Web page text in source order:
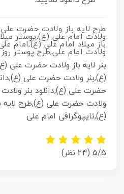
طرح لایه باز ولادت حضرت علی
ولادت امام علی (ع),پوستر
باز میلاد امام علی (ع),امام
ولادت امام علی,طرح پوستر
بنر لایه باز ولادت حضرت علی
(ع),بنر ولادت حضرت علی
حضرت علی (ع),دانلود بنر
ولادت حضرت علی (ع),طرح لایه
(ع),تایپوگرافی امام علی
5/5 (24 نظر)